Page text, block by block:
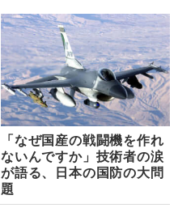
「なぜ国産の戦闘機を作れ
ないんですか」技術者の涙
が語る、日本の国防の大問
題